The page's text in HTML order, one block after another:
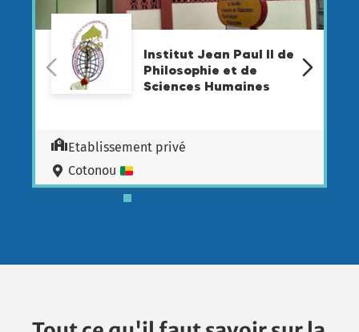
Institut Jean Paul II de
Philosophie et de
Sciences Humaines
Etablissement privé
Cotonou